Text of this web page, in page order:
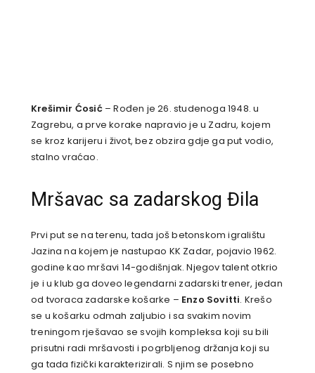
Krešimir Ćosić– Rođen je 26. studenoga 1948. u
Zagrebu, a prve korake napravio je u Zadru, kojem
se kroz karijeru i život, bez obzira gdje ga put vodio,
stalno vraćao.
Mršavac sa zadarskog Đila
Prvi put se na terenu, tada još betonskom igralištu
Jazina na kojem je nastupao KK Zadar, pojavio 1962.
godine kao mršavi 14-godišnjak. Njegov talent otkrio
je i u klub ga doveo legendarni zadarski trener, jedan
od tvoraca zadarske košarke – Enzo Sovitti. Krešo
se u košarku odmah zaljubio i sa svakim novim
treningom rješavao se svojih kompleksa koji su bili
prisutni radi mršavosti i pogrbljenog držanja koji su
ga tada fizički karakterizirali. S njim se posebno